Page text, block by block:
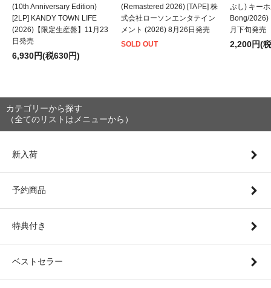
(10th Anniversary Edition)
[2LP] KANDY TOWN LIFE
(2026)【限定生産盤】11月23
日発売
6,930円(税630円)
(Remastered 2026) [TAPE] 株
式会社ローソンエンタテイン
メント (2026) 8月26日発売
SOLD OUT
ぶし) キー
Bong/2026)
月下旬発売
2,200円(
カテゴリーから探す
（全てのリストはメニューから）
新入荷
予約商品
特典付き
ベストセラー